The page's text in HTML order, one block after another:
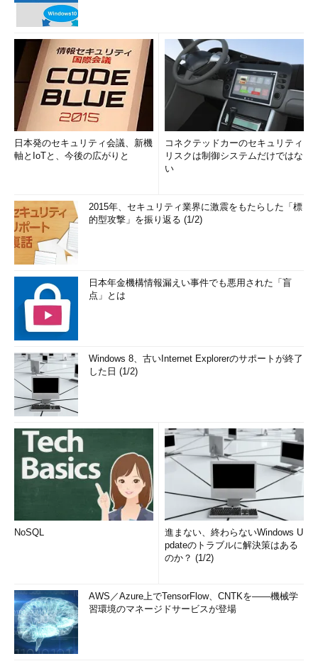
日本発のセキュリティ会議、新機
軸とIoTと、今後の広がりと
コネクテッドカーのセキュリティ
リスクは制御システムだけではな
い
2015年、セキュリティ業界に激震をもたらした「標
的型攻撃」を振り返る (1/2)
日本年金機構情報漏えい事件でも悪用された「盲
点」とは
Windows 8、古いInternet Explorerのサポートが終了
した日 (1/2)
NoSQL
進まない、終わらないWindows U
pdateのトラブルに解決策はある
のか？ (1/2)
AWS／Azure上でTensorFlow、CNTKを――機械学
習環境のマネージドサービスが登場